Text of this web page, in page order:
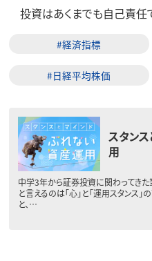
投資はあくまでも自己責任
#経済指標
#日経平均株価
スタン
用
中学3年から証券投資に関わってき
と言えるのは「心」と「運用スタンス
と、…